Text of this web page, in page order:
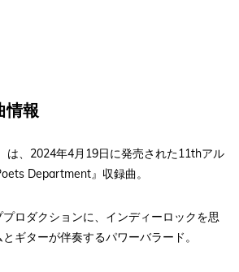
情報
は、2024年4月19日に発売された11thアル
Department』収録曲。
ロダクションに、インディーロックを思
ギターが伴奏するパワーバラード。